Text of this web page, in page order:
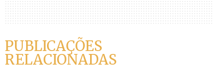
PUBLICAÇÕES
RELACIONADAS